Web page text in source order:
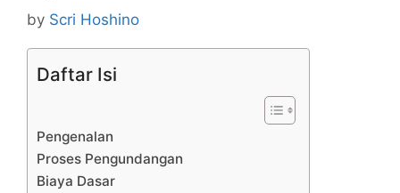
by Scri Hoshino
Daftar Isi
Pengenalan
Proses Pengundangan
Biaya Dasar